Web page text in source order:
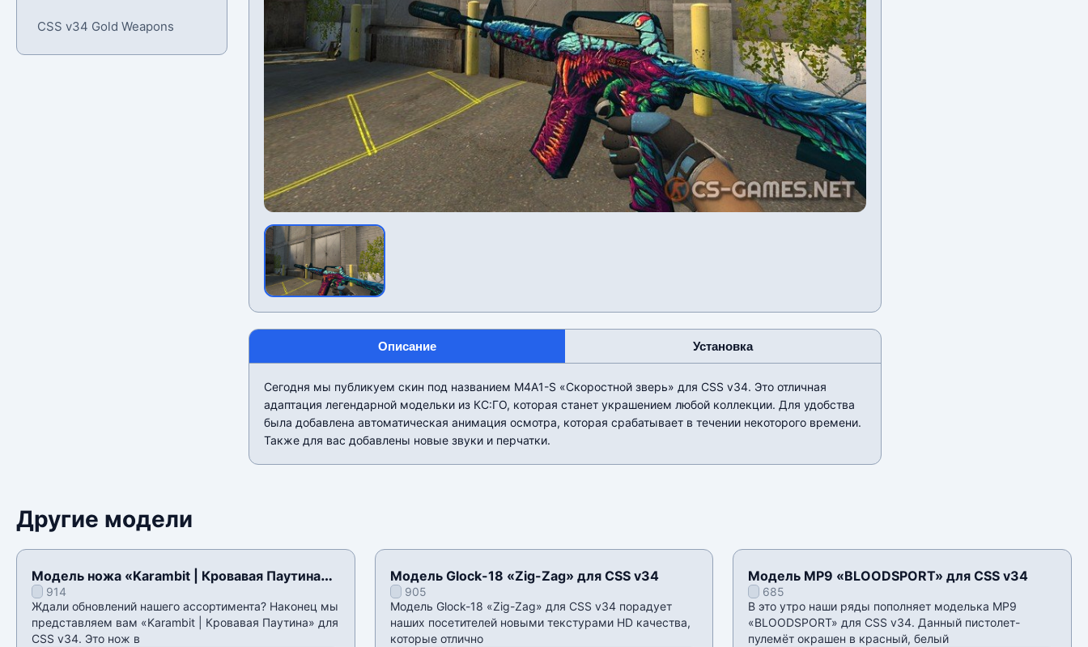
CSS v34 Gold Weapons
Описание Установка
Сегодня мы публикуем скин под названием M4A1-S «Скоростной зверь» для CSS v34. Это отличная
адаптация легендарной модельки из КС:ГО, которая станет украшением любой коллекции. Для удобства
была добавлена автоматическая анимация осмотра, которая срабатывает в течении некоторого времени.
Также для вас добавлены новые звуки и перчатки.
Другие модели
Модель ножа «Karambit | Кровавая Паутина»
для CSS v34
914
Ждали обновлений нашего ассортимента? Наконец мы
представляем вам «Karambit | Кровавая Паутина» для
CSS v34. Это нож в
Модель Glock-18 «Zig-Zag» для CSS v34
905
Модель Glock-18 «Zig-Zag» для CSS v34 порадует
наших посетителей новыми текстурами HD качества,
которые отлично
Модель MP9 «BLOODSPORT» для CSS v34
685
В это утро наши ряды пополняет моделька MP9
«BLOODSPORT» для CSS v34. Данный пистолет-
пулемёт окрашен в красный, белый